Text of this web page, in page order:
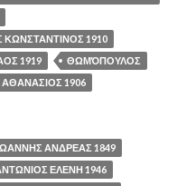
1910
1919
ΘΩΜΌΠΟΥΛΟΣ
1906
ΑΝΔΡΕΑΣ 1849
ΕΛΕΝΗ 1946